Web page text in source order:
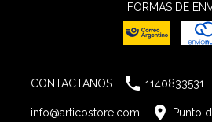
FORMAS DE
CONTACTANOS  1140833531
info@articostore.com  Punto